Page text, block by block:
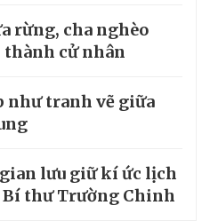
rừng, cha nghèo
thành cử nhân
như tranh vẽ giữa
lưu giữ kí ức lịch
Bí thư Trường Chinh